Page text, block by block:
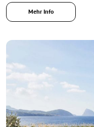
Mehr Info